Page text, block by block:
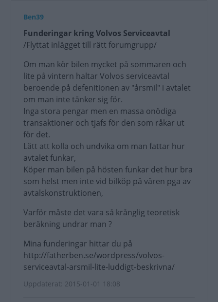
Ben39
Funderingar kring Volvos Serviceavtal
/Flyttat inlägget till rätt forumgrupp/
Om man kör bilen mycket på sommaren och
lite på vintern haltar Volvos serviceavtal
beroende på defenitionen av "årsmil" i avtalet
om man inte tänker sig för.
Inga stora pengar men en massa onödiga
transaktioner och tjafs för den som råkar ut
för det.
Lätt att kolla och undvika om man fattar hur
avtalet funkar,
Köper man bilen på hösten funkar det hur bra
som helst men inte vid bilköp på våren pga av
avtalskonstruktionen,
Varför måste det vara så krånglig teoretisk
beräkning undrar man ?
Mina funderingar hittar du på
http://fatherben.se/wordpress/volvos-
serviceavtal-arsmil-lite-luddigt-beskrivna/
Uppdaterat: 2015-01-01 18:08